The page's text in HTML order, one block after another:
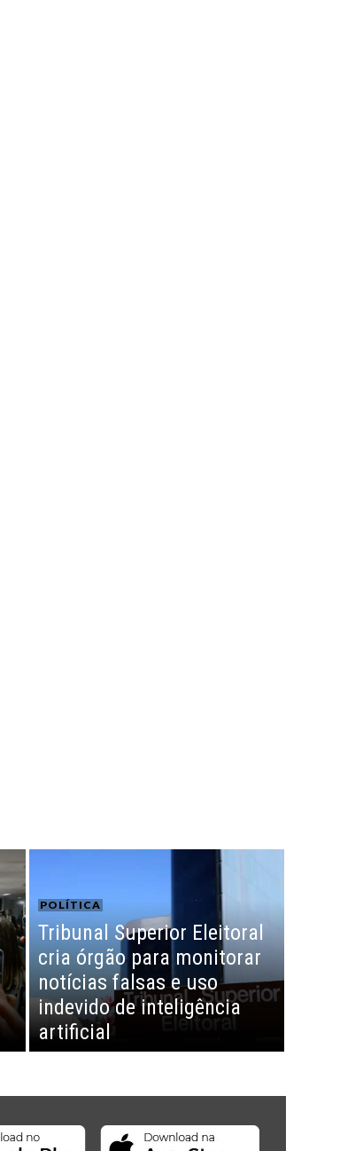
POLÍTICA
Tribunal Superior Eleitoral
cria órgão para monitorar
notícias falsas e uso
indevido de inteligência
artificial